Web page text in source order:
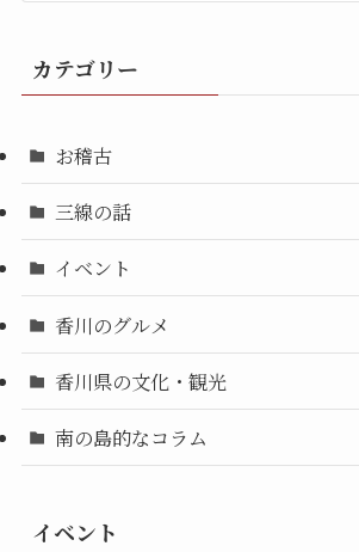
カテゴリー
お稽古
三線の話
イベント
香川のグルメ
香川県の文化・観光
南の島的なコラム
イベント